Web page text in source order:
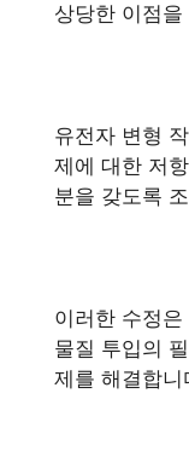
상당한 이점
유전자 변형
제에 대한 저
분을 갖도록
이러한 수정
물질 투입의
제를 해결합니